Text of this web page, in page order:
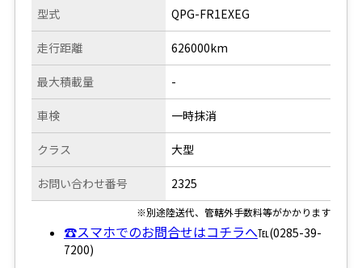
型式
走行距離
QPG-FR1EXEG
626000km
最大積載量
車検
クラス
お問い合わせ番号
-
一時抹消
大型
2325
※別途陸送代、管轄外手数料等がかかります
☎スマホでのお問合せはコチラへ℡(0285-39-
7200)